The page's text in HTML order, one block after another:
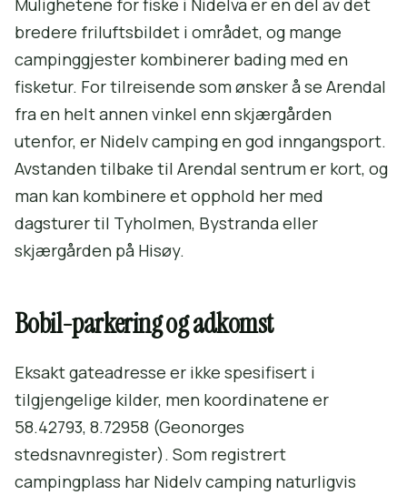
Mulighetene for fiske i Nidelva er en del av det
bredere friluftsbildet i området, og mange
campinggjester kombinerer bading med en
fisketur. For tilreisende som ønsker å se Arendal
fra en helt annen vinkel enn skjærgården
utenfor, er Nidelv camping en god inngangsport.
Avstanden tilbake til Arendal sentrum er kort, og
man kan kombinere et opphold her med
dagsturer til Tyholmen, Bystranda eller
skjærgården på Hisøy.
Bobil-parkering og adkomst
Eksakt gateadresse er ikke spesifisert i
tilgjengelige kilder, men koordinatene er
58.42793, 8.72958 (Geonorges
stedsnavnregister). Som registrert
campingplass har Nidelv camping naturligvis